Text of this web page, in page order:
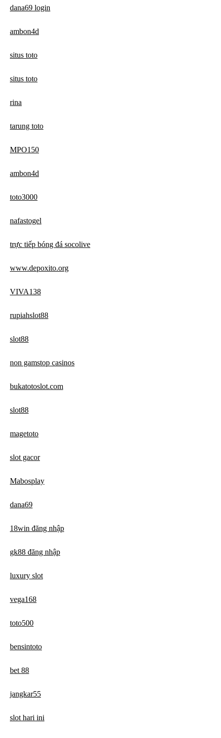
dana69 login
ambon4d
situs toto
situs toto
rina
tarung toto
MPO150
ambon4d
toto3000
nafastogel
trực tiếp bóng đá socolive
www.depoxito.org
VIVA138
rupiahslot88
slot88
non gamstop casinos
bukatotoslot.com
slot88
magetoto
slot gacor
Mabosplay
dana69
18win đăng nhập
gk88 đăng nhập
luxury slot
vega168
toto500
bensintoto
bet 88
jangkar55
slot hari ini